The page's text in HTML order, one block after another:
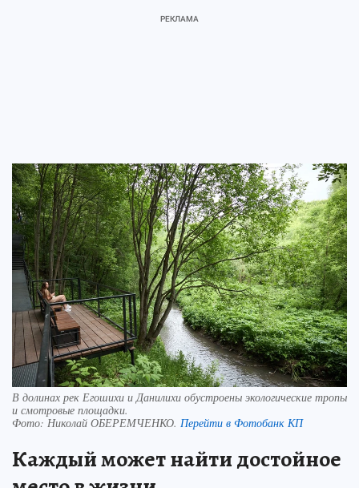
В долинах рек Егошихи и Данилихи обустроены экологические тропы
и смотровые площадки.
Фото: Николай ОБЕРЕМЧЕНКО. Перейти в Фотобанк КП
Каждый может найти достойное